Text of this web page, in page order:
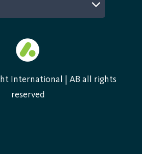
International | AB all rights
reserved